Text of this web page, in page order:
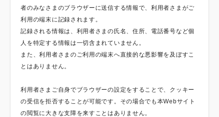
者のみなさまのブラウザーに送信する情報で、利用者さまがご
利用の端末に記録されます。
記録される情報は、利用者さまの氏名、住所、電話番号など個
人を特定する情報は一切含まれていません。
また、利用者さまのご利用の端末へ直接的な悪影響を及ぼすこ
とはありません。
利用者さまご自身でブラウザーの設定をすることで、クッキー
の受信を拒否することが可能です。その場合でも本Webサイト
の閲覧に大きな支障を来すことはありません。